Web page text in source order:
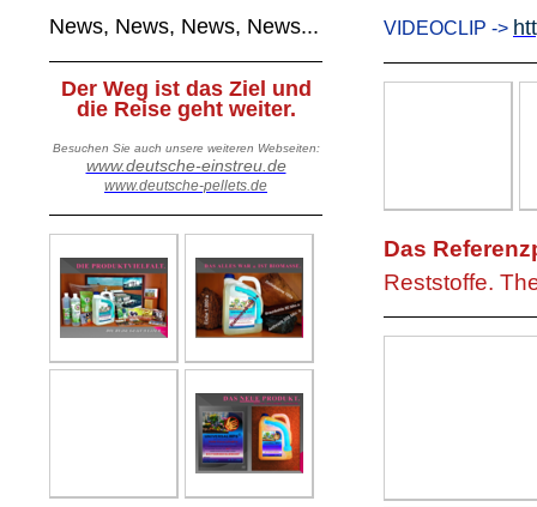
News, News, News, News...
Der Weg ist das Ziel und
die Reise geht weiter.
Besuchen Sie auch unsere weiteren Webseiten:
www.deutsche-einstreu.de
www.deutsche-pellets.de
VIDEOCLIP ->
Das
Reststoffe.